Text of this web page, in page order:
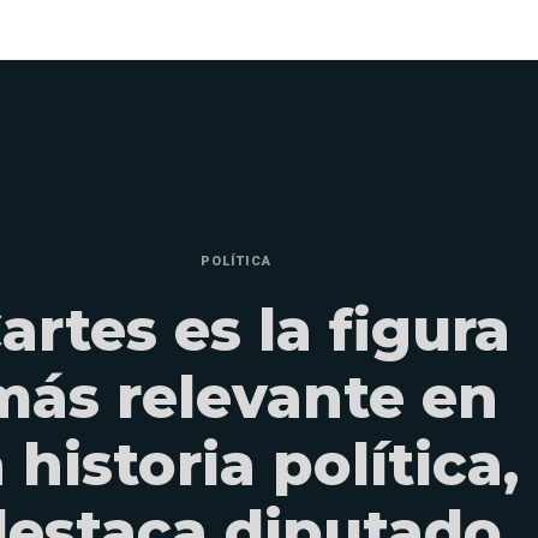
POLÍTICA
es la figura
relevante en
historia política,